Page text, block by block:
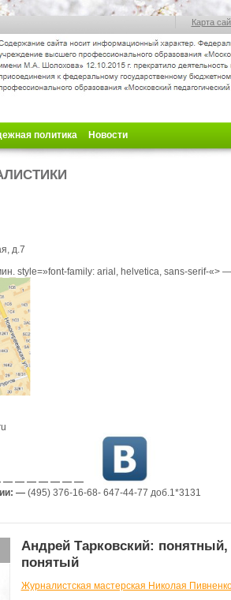
Карта
политика Новости
д.7
.style=»font-family: arial, helvetica, sans-serif-«> —
— — — — — — —
—(495) 376-16-68- 647-44-77 доб.1*3131
Андрей Тарковский: понятный,
понятый
Журналистская мастерская Николая